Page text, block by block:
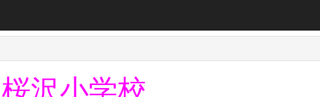
桜沢小学校